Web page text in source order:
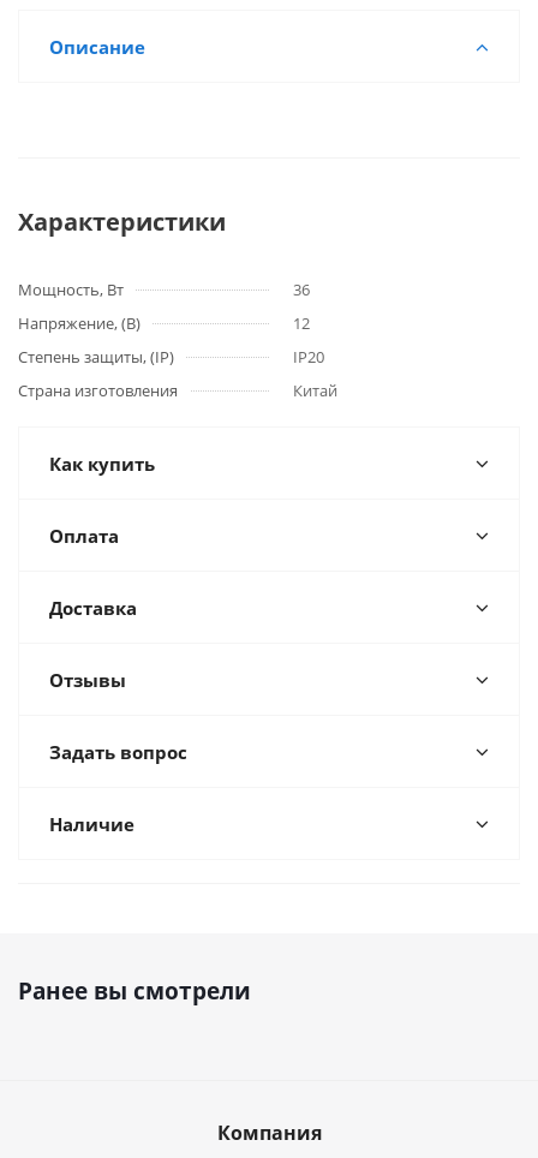
Описание
Характеристики
Мощность, Вт
36
Напряжение, (В)
12
Степень защиты, (IP)
IP20
Страна изготовления
Китай
Как купить
Оплата
Доставка
Отзывы
Задать вопрос
Наличие
Ранее вы смотрели
Компания